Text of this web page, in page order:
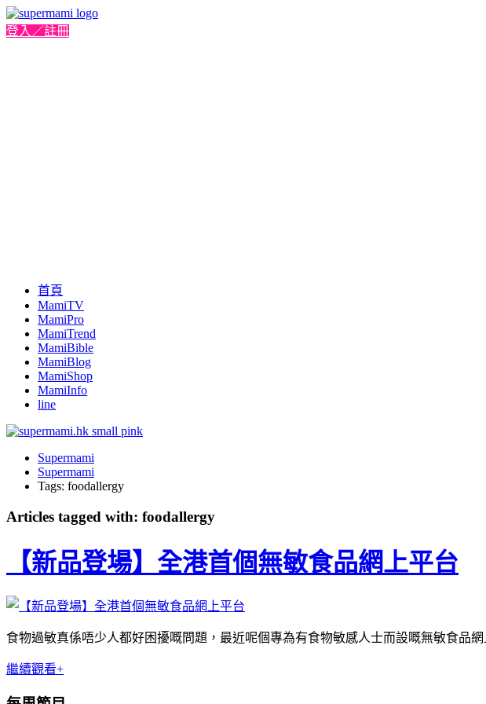
登入／註冊
首頁
MamiTV
MamiPro
MamiTrend
MamiBible
MamiBlog
MamiShop
MamiInfo
line
Supermami
Supermami
Tags: foodallergy
Articles tagged with: foodallergy
【新品登場】全港首個無敏​食品網上平台
食物過敏真係唔少人都好困擾嘅問題，最近呢個專為有食物敏感人士而設嘅無敏​食品
繼續觀看+